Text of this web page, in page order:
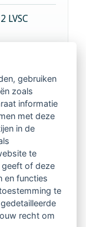
LVSC
in 14
gebruiken
zoals
informatie
met deze
in de
te
geeft of deze
en functies
te
recht om